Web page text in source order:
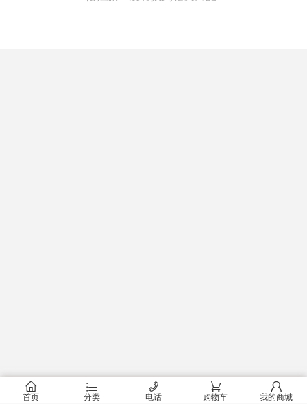
󰂠
首页
󰂦
分类
󰄫
电话
󰂟
购物车
󰂢
我的商城